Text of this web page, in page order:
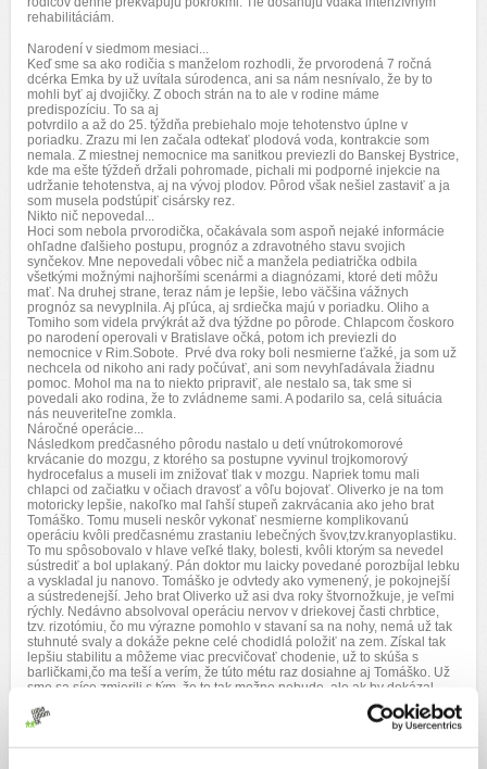
rehabilitáciám.
Narodení v siedmom mesiaci...
Keď sme sa ako rodičia s manželom rozhodli, že prvorodená 7 ročná
dcérka Emka by už uvítala súrodenca, ani sa nám nesnívalo, že by to
mohli byť aj dvojičky. Z oboch strán na to ale v rodine máme
predispozíciu. To sa aj
potvrdilo a až do 25. týždňa prebiehalo moje tehotenstvo úplne v
poriadku. Zrazu mi len začala odtekať plodová voda, kontrakcie som
nemala. Z miestnej nemocnice ma sanitkou previezli do Banskej Bystrice,
kde ma ešte týždeň držali pohromade, pichali mi podporné injekcie na
udržanie tehotenstva, aj na vývoj plodov. Pôrod však nešiel zastaviť a ja
som musela podstúpiť cisársky rez.
Nikto nič nepovedal...
Hoci som nebola prvorodička, očakávala som aspoň nejaké informácie
ohľadne ďalšieho postupu, prognóz a zdravotného stavu svojich
synčekov. Mne nepovedali vôbec nič a manžela pediatrička odbila
všetkými možnými najhoršími scenármi a diagnózami, ktoré deti môžu
mať. Na druhej strane, teraz nám je lepšie, lebo väčšina vážnych
prognóz sa nevyplnila. Aj pľúca, aj srdiečka majú v poriadku. Oliho a
Tomiho som videla prvýkrát až dva týždne po pôrode. Chlapcom čoskoro
po narodení operovali v Bratislave očká, potom ich previezli do
nemocnice v Rim.Sobote. Prvé dva roky boli nesmierne ťažké, ja som už
nechcela od nikoho ani rady počúvať, ani som nevyhľadávala žiadnu
pomoc. Mohol ma na to niekto pripraviť, ale nestalo sa, tak sme si
povedali ako rodina, že to zvládneme sami. A podarilo sa, celá situácia
nás neuveriteľne zomkla.
Náročné operácie...
Následkom predčasného pôrodu nastalo u detí vnútrokomorové
krvácanie do mozgu, z ktorého sa postupne vyvinul trojkomorový
hydrocefalus a museli im znižovať tlak v mozgu. Napriek tomu mali
chlapci od začiatku v očiach dravosť a vôľu bojovať. Oliverko je na tom
motoricky lepšie, nakoľko mal ľahší stupeň zakrvácania ako jeho brat
Tomáško. Tomu museli neskôr vykonať nesmierne komplikovanú
operáciu kvôli predčasnému zrastaniu lebečných švov,tzv.kranyoplastiku.
To mu spôsobovalo v hlave veľké tlaky, bolesti, kvôli ktorým sa nevedel
sústrediť a bol uplakaný. Pán doktor mu laicky povedané porozbíjal lebku
a vyskladal ju nanovo. Tomáško je odvtedy ako vymenený, je pokojnejší
a sústredenejší. Jeho brat Oliverko už asi dva roky štvornožkuje, je veľmi
rýchly. Nedávno absolvoval operáciu nervov v driekovej časti chrbtice,
tzv. rizotómiu, čo mu výrazne pomohlo v stavaní sa na nohy, nemá už tak
stuhnuté svaly a dokáže pekne celé chodidlá položiť na zem. Získal tak
lepšiu stabilitu a môžeme viac precvičovať chodenie, už to skúša s
barličkami,čo ma teší a verím, že túto métu raz dosiahne aj Tomáško. Už
sme sa síce zmierili s tým, že to tak možno nebude, ale ak by dokázal
aspoň sám sedieť na vozíčku, aj to by bol úspech.
Hlavičky fungujú, to je podstatné...
Na našu radosť sa chlapci rozhovorili a rozumejú im aj bežní ľudia. Tí
niekedy na prvý pohľad povedia, že dvojičkám nič nie je. Nič im nie je,